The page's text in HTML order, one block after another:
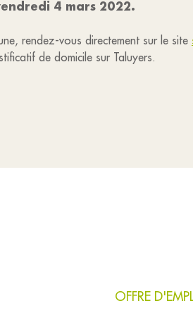
4 mars 2022.
rendez-vous directement sur le site
de domicile sur Taluyers.
OFFRE